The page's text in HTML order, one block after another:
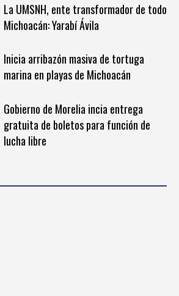
La UMSNH, ente transformador de todo
Michoacán: Yarabí Ávila
Inicia arribazón masiva de tortuga
marina en playas de Michoacán
Gobierno de Morelia incia entrega
gratuita de boletos para función de
lucha libre